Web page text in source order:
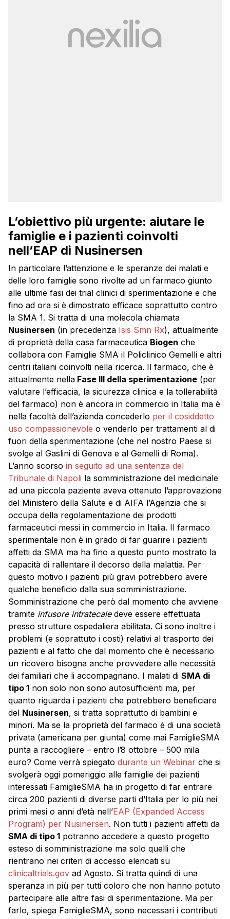
L’obiettivo più urgente: aiutare le
famiglie e i pazienti coinvolti
nell’EAP di Nusinersen
In particolare l’attenzione e le speranze dei malati e
delle loro famiglie sono rivolte ad un farmaco giunto
alle ultime fasi dei trial clinici di sperimentazione e che
fino ad ora si è dimostrato efficace soprattutto contro
la SMA 1. Si tratta di una molecola chiamata
Nusinersen (in precedenza Isis Smn Rx), attualmente
di proprietà della casa farmaceutica Biogen che
collabora con Famiglie SMA il Policlinico Gemelli e altri
centri italiani coinvolti nella ricerca. Il farmaco, che è
attualmente nella Fase III della sperimentazione (per
valutare l’efficacia, la sicurezza clinica e la tollerabilità
del farmaco) non è ancora in commercio in Italia ma è
nella facoltà dell’azienda concederlo per il cosiddetto
uso compassionevole o venderlo per trattamenti al di
fuori della sperimentazione (che nel nostro Paese si
svolge al Gaslini di Genova e al Gemelli di Roma).
L’anno scorso in seguito ad una sentenza del
Tribunale di Napoli la somministrazione del medicinale
ad una piccola paziente aveva ottenuto l’approvazione
del Ministero della Salute e di AIFA l’Agenzia che si
occupa della regolamentazione dei prodotti
farmaceutici messi in commercio in Italia. Il farmaco
sperimentale non è in grado di far guarire i pazienti
affetti da SMA ma ha fino a questo punto mostrato la
capacità di rallentare il decorso della malattia. Per
questo motivo i pazienti più gravi potrebbero avere
qualche beneficio dalla sua somministrazione.
Somministrazione che però dal momento che avviene
tramite infusore intratecaledeve essere effettuata
presso strutture ospedaliera abilitata. Ci sono inoltre i
problemi (e soprattuto i costi) relativi al trasporto dei
pazienti e al fatto che dal momento che è necessario
un ricovero bisogna anche provvedere alle necessità
dei familiari che li accompagnano. I malati di SMA di
tipo 1 non solo non sono autosufficienti ma, per
quanto riguarda i pazienti che potrebbero beneficiare
del Nusinersen, si tratta soprattutto di bambini e
minori. Ma se la proprietà del farmaco è di una società
privata (americana per giunta) come mai FamiglieSMA
punta a raccogliere – entro l’8 ottobre – 500 mila
euro? Come verrà spiegato durante un Webinar che si
svolgerà oggi pomeriggio alle famiglie dei pazienti
interessati FamiglieSMA ha in progetto di far entrare
circa 200 pazienti di diverse parti d’Italia per lo più nei
primi mesi o anni d’età nell’EAP (Expanded Access
Program) per Nusinersen. Non tutti i pazienti affetti da
SMA di tipo 1 potranno accedere a questo progetto
esteso di somministrazione ma solo quelli che
rientrano nei criteri di accesso elencati su
clinicaltrials.gov ad Agosto. Si tratta quindi di una
speranza in più per tutti coloro che non hanno potuto
partecipare alle altre fasi di sperimentazione. Ma per
farlo, spiega FamiglieSMA, sono necessari i contributi